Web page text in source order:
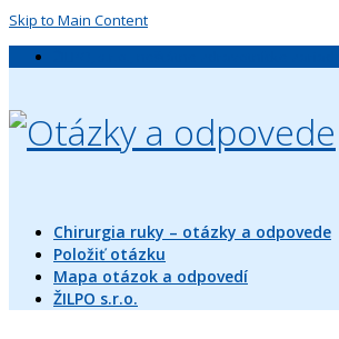
Skip to Main Content
Chirurgia ruky – otázky a odpovede
Položiť otázku
Mapa otázok a odpovedí
ŽILPO s.r.o.